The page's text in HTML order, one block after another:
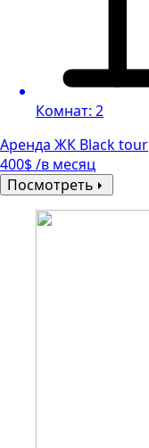
Комнат: 2
Аренда ЖК Black tour
400$ /в месяц
Посмотреть